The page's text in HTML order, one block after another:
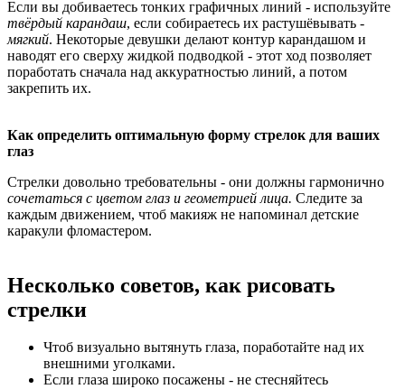
Если вы добиваетесь тонких графичных линий - используйте
твёрдый карандаш, если собираетесь их растушёвывать -
мягкий. Некоторые девушки делают контур карандашом и
наводят его сверху жидкой подводкой - этот ход позволяет
поработать сначала над аккуратностью линий, а потом
закрепить их.
Как определить оптимальную форму стрелок для ваших
глаз
Стрелки довольно требовательны - они должны гармонично
сочетаться с цветом глаз и геометрией лица. Следите за
каждым движением, чтоб макияж не напоминал детские
каракули фломастером.
Несколько советов, как рисовать
стрелки
Чтоб визуально вытянуть глаза, поработайте над их
внешними уголками.
Если глаза широко посажены - не стесняйтесь